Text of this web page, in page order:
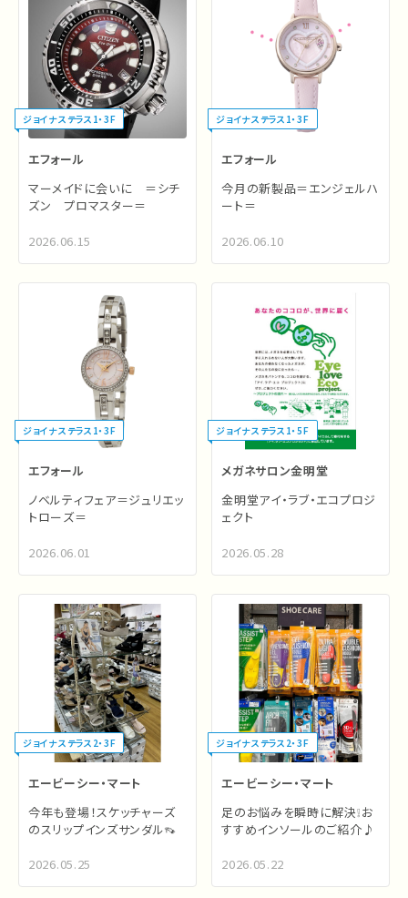
ジョイナステラス1・3F
エフォール
マーメイドに会いに ＝シチ
ズン プロマスター＝
2026.06.15
ジョイナステラス1・3F
エフォール
今月の新製品＝エンジェルハ
ート＝
2026.06.10
ジョイナステラス1・3F
エフォール
ノベルティフェア＝ジュリエッ
トローズ＝
2026.06.01
ジョイナステラス1・5F
メガネサロン金明堂
金明堂アイ・ラブ・エコプロジ
ェクト
2026.05.28
ジョイナステラス2・3F
エービーシー・マート
今年も登場！スケッチャーズ
のスリップインズサンダル👡
2026.05.25
ジョイナステラス2・3F
エービーシー・マート
足のお悩みを瞬時に解決❕お
すすめインソールのご紹介♪
2026.05.22